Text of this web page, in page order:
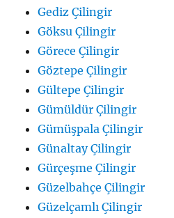
Gediz Çilingir
Göksu Çilingir
Görece Çilingir
Göztepe Çilingir
Gültepe Çilingir
Gümüldür Çilingir
Gümüşpala Çilingir
Günaltay Çilingir
Gürçeşme Çilingir
Güzelbahçe Çilingir
Güzelçamlı Çilingir